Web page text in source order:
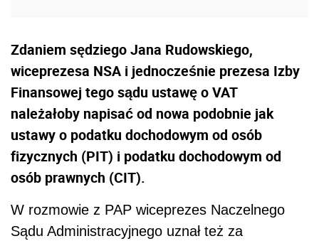
Zdaniem sędziego Jana Rudowskiego,
wiceprezesa NSA i jednocześnie prezesa Izby
Finansowej tego sądu ustawę o VAT
należałoby napisać od nowa podobnie jak
ustawy o podatku dochodowym od osób
fizycznych (PIT) i podatku dochodowym od
osób prawnych (CIT).
W rozmowie z PAP wiceprezes Naczelnego
Sądu Administracyjnego uznał też za